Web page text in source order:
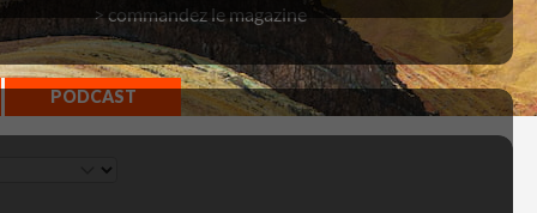
> commandez le magazine
PODCAST